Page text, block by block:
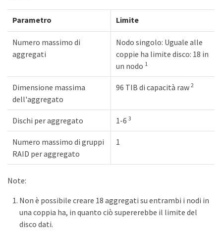
Parametro Limite
Numero massimo di
aggregati
Nodo singolo: Uguale alle
coppie ha limite disco: 18 in
un nodo 1
Dimensione massima
dell'aggregato
96 TIB di capacità raw 2
Dischi per aggregato 1-6 3
Numero massimo di gruppi
RAID per aggregato
1
Note:
Non è possibile creare 18 aggregati su entrambi i nodi in
una coppia ha, in quanto ciò supererebbe il limite del
disco dati.